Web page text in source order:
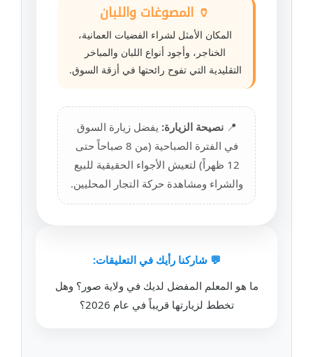
🏺 المصوغات واللبان
المكان الأمثل لشراء الفضيات العمانية،
الخناجر، وأجود أنواع اللبان والمباخر
التقليدية التي تفوح رائحتها في أزقة السوق.
📍نصيحة الزيارة: يفضل زيارة السوق
في الفترة الصباحية (من 8 صباحاً حتى
12 ظهراً) لتعيش الأجواء الحقيقية للبيع
والشراء ومشاهدة حركة التجار المحليين.
💬 شاركنا رأيك في التعليقات:
ما هو المعلم المفضل لديك في ولاية صور؟ وهل
تخطط لزيارتها قريباً في عام 2026؟